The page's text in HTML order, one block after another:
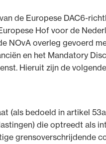
de Europese DAC6-
Hof voor de
NOvA overleg gevoerd
en het Mandatory
Hieruit zijn de
(als bedoeld in artikel
die optreedt als
grensoverschrijdende